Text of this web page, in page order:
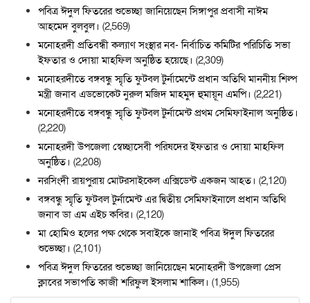
পবিত্র ঈদুল ফিতরের শুভেচ্ছা জানিয়েছেন সিঙ্গাপুর প্রবাসী নাঈম
আহমেদ বুলবুল। (2,569)
মনোহরদী প্রতিবন্ধী কল্যাণ সংস্থার নব- নির্বাচিত কমিটির পরিচিতি সভা
ইফতার ও দোয়া মাহফিল অনুষ্ঠিত হয়েছে। (2,309)
মনোহরদীতে বঙ্গবন্ধু স্মৃতি ফুটবল টুর্নামেন্টে প্রধান অতিথি মাননীয় শিল্প
মন্ত্রী জনাব এডভোকেট নুরুল মজিদ মাহমুদ হুমায়ূন এমপি। (2,221)
মনোহরদীতে বঙ্গবন্ধু স্মৃতি ফুটবল টুর্নামেন্ট প্রথম সেমিফাইনাল অনুষ্ঠিত।
(2,220)
মনোহরদী উপজেলা স্বেচ্ছাসেবী পরিষদের ইফতার ও দোয়া মাহফিল
অনুষ্ঠিত। (2,208)
নরসিংদী রায়পুরায় মোটরসাইকেল এক্সিডেন্ট একজন আহত। (2,120)
বঙ্গবন্ধু স্মৃতি ফুটবল টুর্নামেন্ট এর দ্বিতীয় সেমিফাইনালে প্রধান অতিথি
জনাব ডা এম এইচ কবির। (2,120)
মা হোমিও হলের পক্ষ থেকে সবাইকে জানাই পবিত্র ঈদুল ফিতরের
শুভেচ্ছা। (2,101)
পবিত্র ঈদুল ফিতরের শুভেচ্ছা জানিয়েছেন মনোহরদী উপজেলা প্রেস
ক্লাবের সভাপতি কাজী শরিফুল ইসলাম শাকিল। (1,955)